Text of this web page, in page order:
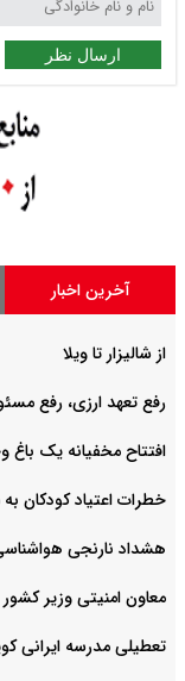
ارسال نظر
آخرین اخبار
از شالیزار تا ویلا
رفع تعهد ارزی، رفع
افتتاح مخفیانه یک
خطرات اعتیاد کودکان به
هشداد نارنجی هواشناسی برای ۴
معاون امنیتی وزیر
تعطیلی مدرسه ایرانی